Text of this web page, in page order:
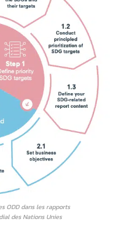
ODD dans les rapports
des Nations Unies